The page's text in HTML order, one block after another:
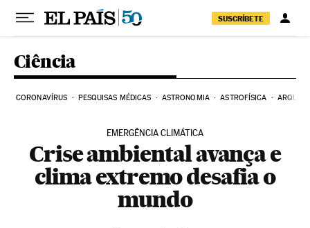
Pular para o conteúdo
SUSCRÍBETE
Ciência
CORONAVÍRUS PESQUISAS MÉDICAS ASTRONOMIA ASTROFÍSICA
EMERGÊNCIA CLIMÁTICA
Crise ambiental avança e
clima extremo desafia o
mundo